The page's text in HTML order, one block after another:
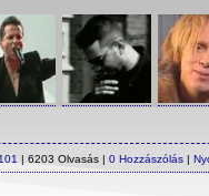
| 6203 Olvasás | 0 Hozzászólás |